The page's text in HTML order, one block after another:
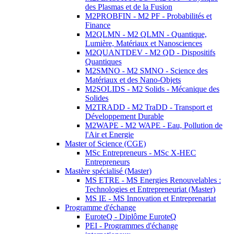
des Plasmas et de la Fusion
M2PROBFIN - M2 PF - Probabilités et
Finance
M2QLMN - M2 QLMN - Quantique,
Lumière, Matériaux et Nanosciences
M2QUANTDEV - M2 QD - Dispositifs
Quantiques
M2SMNO - M2 SMNO - Science des
Matériaux et des Nano-Objets
M2SOLIDS - M2 Solids - Mécanique des
Solides
M2TRADD - M2 TraDD - Transport et
Développement Durable
M2WAPE - M2 WAPE - Eau, Pollution de
l'Air et Energie
Master of Science (CGE)
MSc Entrepreneurs - MSc X-HEC
Entrepreneurs
Mastère spécialisé (Master)
MS ETRE - MS Energies Renouvelables :
Technologies et Entrepreneuriat (Master)
MS IE - MS Innovation et Entreprenariat
Programme d'échange
EuroteQ - Diplôme EuroteQ
PEI - Programmes d'échange